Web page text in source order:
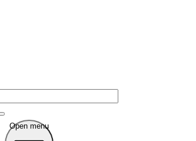
Open menu